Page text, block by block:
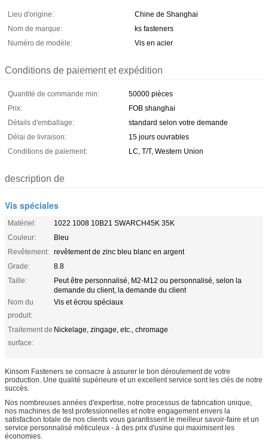
Lieu d'origine:
Chine de Shanghai
Nom de marque:
ks fasteners
Numéro de modèle:
Vis en acier
Conditions de paiement et expédition
Quantité de commande min:
50000 pièces
Prix:
FOB shanghai
Détails d'emballage:
standard selon votre demande
Délai de livraison:
15 jours ouvrables
Conditions de paiement:
LC, T/T, Western Union
description de
Vis spéciales
Matériel:
1022 1008 10B21 SWARCH45K 35K
Couleur:
Bleu
Revêtement: revêtement de zinc bleu blanc en argent
Grade:
8.8
Taille:
Peut être personnalisé, M2-M12 ou personnalisé, selon la
demande du client, la demande du client
Nom du
produit:
Vis et écrou spéciaux
Traitement de
surface:
Nickelage, zingage, etc., chromage
Kinsom Fasteners se consacre à assurer le bon déroulement de votre
production. Une qualité supérieure et un excellent service sont les clés de notre
succès.
Nos nombreuses années d'expertise, notre processus de fabrication unique,
nos machines de test professionnelles et notre engagement envers la
satisfaction totale de nos clients vous garantissent le meilleur savoir-faire et un
service personnalisé méticuleux - à des prix d'usine qui maximisent les
économies.